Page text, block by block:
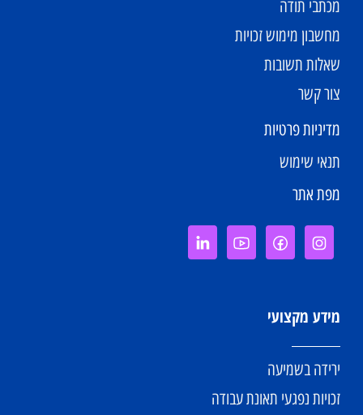
מכתבי תודה
מחשבון מימוש זכויות
שאלות תשובות
צור קשר
מדיניות פרטיות
תנאי שימוש
מפת אתר
מידע מקצועי
ירידה בשמיעה
זכויות נפגעי תאונת עבודה